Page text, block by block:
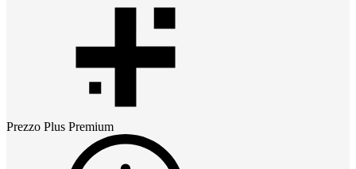
Prezzo Plus Premium